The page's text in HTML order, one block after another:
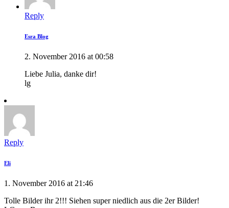
Reply
Esra Blog
2. November 2016 at 00:58
Liebe Julia, danke dir!
lg
Reply
Eli
1. November 2016 at 21:46
Tolle Bilder ihr 2!!! Siehen super niedlich aus die 2er Bilder!